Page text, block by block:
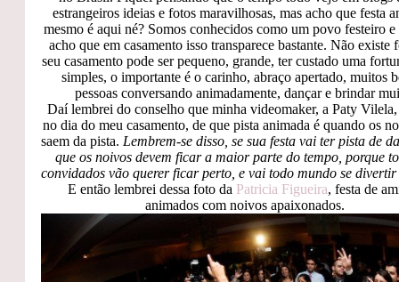
estrangeiros ideias e fotos maravilhosas, mas acho que festa
mesmo é aqui né? Somos conhecidos como um povo festeiro e
acho que em casamento isso transparece bastante. Não existe
seu casamento pode ser pequeno, grande, ter custado uma
simples, o importante é o carinho, abraço apertado, muitos
pessoas conversando animadamente, dançar e brindar
Daí lembrei do conselho que minha videomaker, a Paty
no dia do meu casamento, de que pista animada é quando os
saem da pista. Lembrem-se disso, se sua festa vai ter pista de
que os noivos devem ficar a maior parte do tempo, porque
convidados vão querer ficar perto, e vai todo mundo se
E então lembrei dessa foto da Patricia Figueira, festa de
animados com noivos apaixonados.